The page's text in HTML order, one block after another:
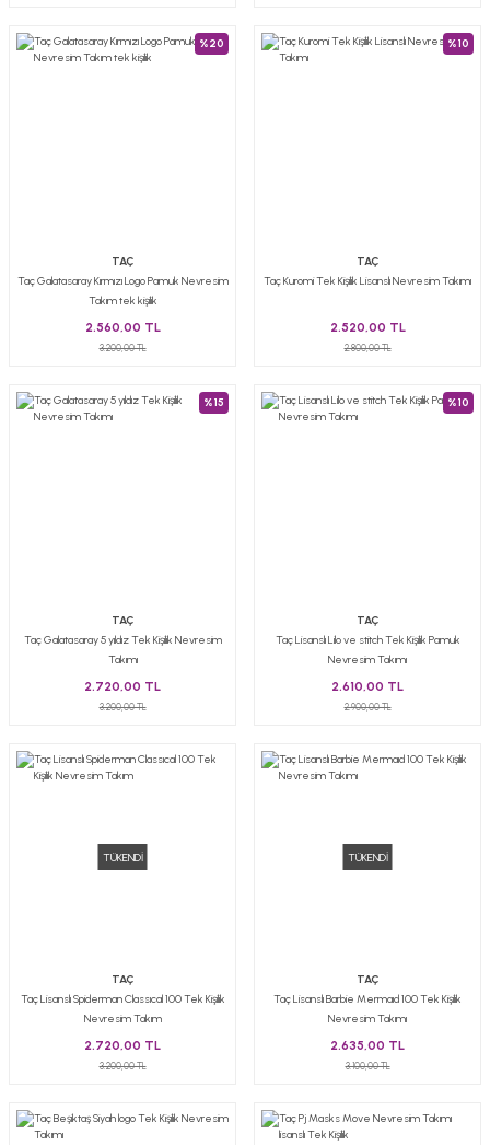
%20
TAÇ
Taç Galatasaray Kırmızı Logo Pamuk Nevresim
Takım tek kişilik
2.560,00 TL
3.200,00 TL
%10
TAÇ
Taç Kuromi Tek Kişilik Lisanslı Nevresim Takımı
2.520,00 TL
2.800,00 TL
%15
TAÇ
Taç Galatasaray 5 yıldız Tek Kişilik Nevresim
Takımı
2.720,00 TL
3.200,00 TL
%10
TAÇ
Taç Lisanslı Lilo ve stitch Tek Kişilik Pamuk
Nevresim Takımı
2.610,00 TL
2.900,00 TL
TÜKENDİ
TAÇ
Taç Lisanslı Spiderman Classıcal 100 Tek Kişilik
Nevresim Takım
2.720,00 TL
3.200,00 TL
TÜKENDİ
TAÇ
Taç Lisanslı Barbie Mermaıd 100 Tek Kişilik
Nevresim Takımı
2.635,00 TL
3.100,00 TL